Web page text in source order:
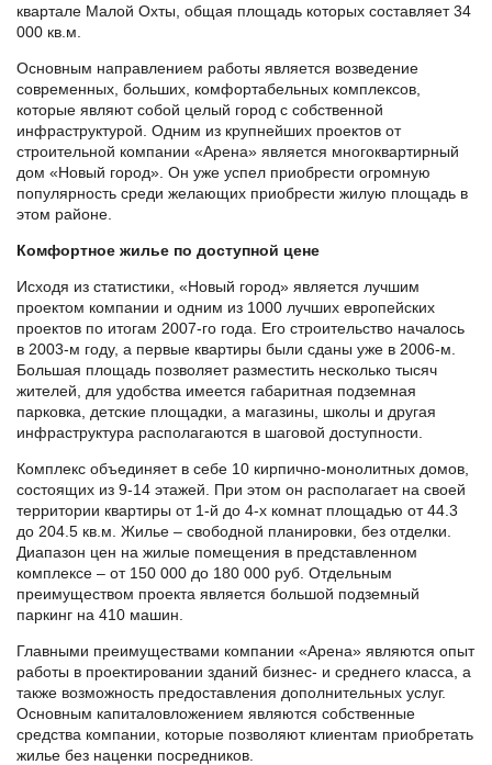
квартале Малой Охты, общая площадь которых составляет 34
000 кв.м.
Основным направлением работы является возведение
современных, больших, комфортабельных комплексов,
которые являют собой целый город с собственной
инфраструктурой. Одним из крупнейших проектов от
строительной компании «Арена» является многоквартирный
дом «Новый город». Он уже успел приобрести огромную
популярность среди желающих приобрести жилую площадь в
этом районе.
Комфортное жилье по доступной цене
Исходя из статистики, «Новый город» является лучшим
проектом компании и одним из 1000 лучших европейских
проектов по итогам 2007-го года. Его строительство началось
в 2003-м году, а первые квартиры были сданы уже в 2006-м.
Большая площадь позволяет разместить несколько тысяч
жителей, для удобства имеется габаритная подземная
парковка, детские площадки, а магазины, школы и другая
инфраструктура располагаются в шаговой доступности.
Комплекс объединяет в себе 10 кирпично-монолитных домов,
состоящих из 9-14 этажей. При этом он располагает на своей
территории квартиры от 1-й до 4-х комнат площадью от 44.3
до 204.5 кв.м. Жилье – свободной планировки, без отделки.
Диапазон цен на жилые помещения в представленном
комплексе – от 150 000 до 180 000 руб. Отдельным
преимуществом проекта является большой подземный
паркинг на 410 машин.
Главными преимуществами компании «Арена» являются опыт
работы в проектировании зданий бизнес- и среднего класса, а
также возможность предоставления дополнительных услуг.
Основным капиталовложением являются собственные
средства компании, которые позволяют клиентам приобретать
жилье без наценки посредников.